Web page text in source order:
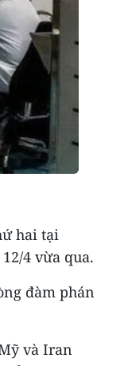
hai tại
4 vừa qua.
đàm phán
và Iran